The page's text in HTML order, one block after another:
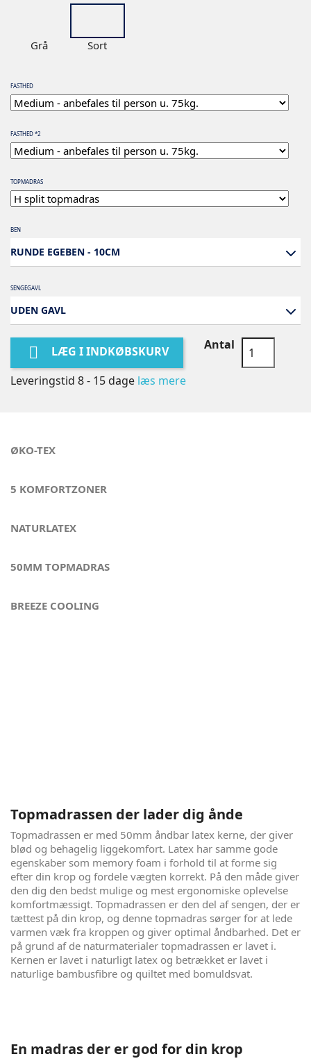
Grå Sort
FASTHED
FASTHED *2
TOPMADRAS
BEN
RUNDE EGEBEN - 10CM
SENGEGAVL
UDEN GAVL
 LÆG I INDKØBSKURV Antal
Leveringstid 8 - 15 dage læs mere
ØKO-TEX
5 KOMFORTZONER
NATURLATEX
50MM TOPMADRAS
BREEZE COOLING
Topmadrassen der lader dig ånde
Topmadrassen er med 50mm åndbar latex kerne, der giver
blød og behagelig liggekomfort. Latex har samme gode
egenskaber som memory foam i forhold til at forme sig
efter din krop og fordele vægten korrekt. På den måde giver
den dig den bedst mulige og mest ergonomiske oplevelse
komfortmæssigt. Topmadrassen er den del af sengen, der er
tættest på din krop, og denne topmadras sørger for at lede
varmen væk fra kroppen og giver optimal åndbarhed. Det er
på grund af de naturmaterialer topmadrassen er lavet i.
Kernen er lavet i naturligt latex og betrækket er lavet i
naturlige bambusfibre og quiltet med bomuldsvat.
En madras der er god for din krop